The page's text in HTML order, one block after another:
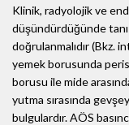
Klinik, radyolojik ve
düşündürdüğünde
doğrulanmalıdır (Bkz.
yemek borusunda
borusu ile mide
yutma sırasında
bulgulardır. AÖS